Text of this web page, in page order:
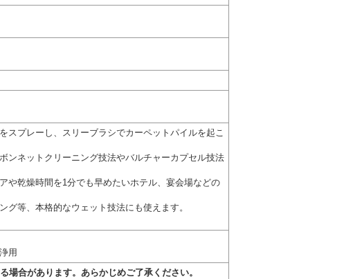
スプレーし、スリーブラシでカーペットパイルを起こ
ンネットクリーニング技法やバルチャーカプセル技法
や乾燥時間を1分でも早めたいホテル、宴会場などの
グ等、本格的なウェット技法にも使えます。
用
合があります。あらかじめご了承ください。